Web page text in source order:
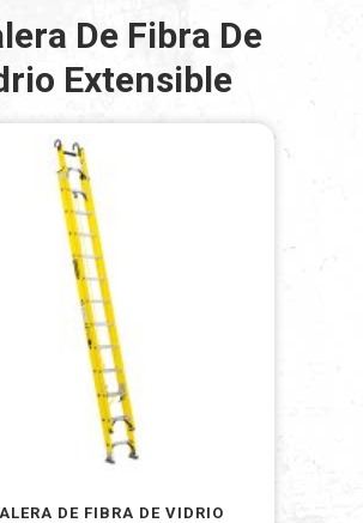
De Fibra De
Extensible
DE FIBRA DE VIDRIO